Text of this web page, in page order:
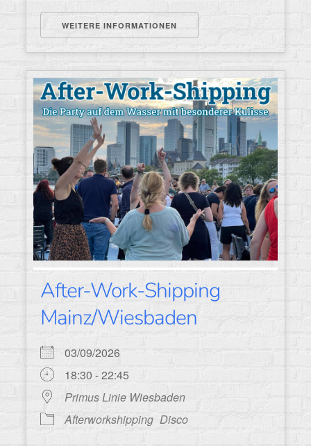
WEITERE INFORMATIONEN
After-Work-Shipping
Mainz/Wiesbaden
03/09/2026
18:30 - 22:45
Primus Linie Wiesbaden
Afterworkshipping Disco